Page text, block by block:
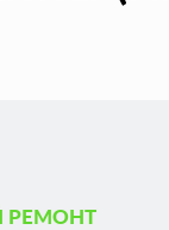
РЕМОНТ